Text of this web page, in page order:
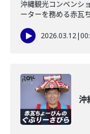
沖縄観光コンベンシ
ーターを務める赤瓦
2026.03.12|
沖